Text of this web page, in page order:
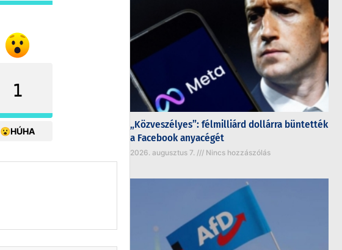
1
😮HÚHA
„Közveszélyes”: félmilliárd dollárra büntették
a Facebook anyacégét
2026. augusztus 7. Nincs hozzászólás